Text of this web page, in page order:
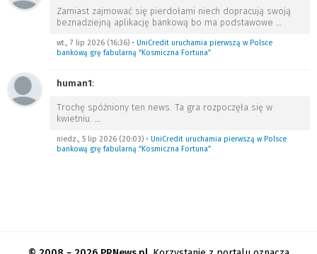
Zamiast zajmować się pierdołami niech dopracują swoją
beznadziejną aplikację bankową bo ma podstawowe …
wt., 7 lip 2026 (16:36) • UniCredit uruchamia pierwszą w Polsce
bankową grę fabularną “Kosmiczna Fortuna”
human1:
Trochę spóźniony ten news. Ta gra rozpoczęła się w
kwietniu. …
niedz., 5 lip 2026 (20:03) • UniCredit uruchamia pierwszą w Polsce
bankową grę fabularną “Kosmiczna Fortuna”